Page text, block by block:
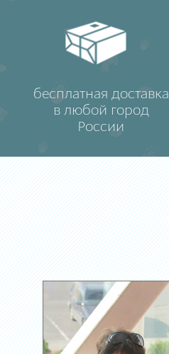
бесплатная доставка
в любой город
России